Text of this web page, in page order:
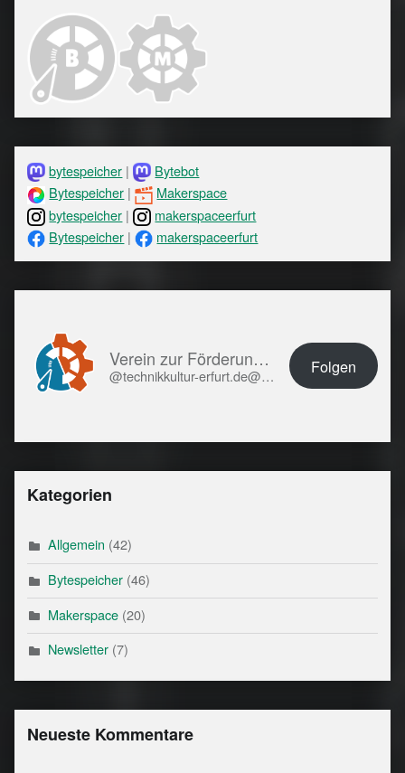
bytespeicher |
Bytebot
Bytespeicher |
Makerspace
bytespeicher |
makerspaceerfurt
Bytespeicher | makerspaceerfurt
Verein zur Förderung von Technikkultur in Erfurt e.V.
@technikkultur-erfurt.de@technikkultur-erfurt.de Folgen
Kategorien
Allgemein (42)
Bytespeicher(46)
Makerspace(20)
Newsletter(7)
Neueste Kommentare